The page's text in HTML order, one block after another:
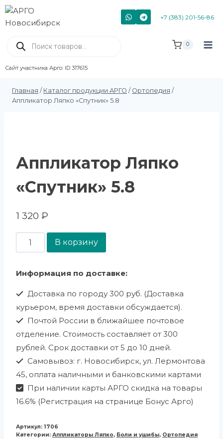
+7 (383) 201-56-86
Сайт участника Арго: ID 317615
0
Главная / Каталог продукции АРГО / Ортопедия /
Аппликатор Ляпко «Спутник» 5.8
Аппликатор Ляпко
«Спутник» 5.8
1 320 ₽
В корзину
Информация по доставке:
Доставка по городу 300 руб. (Доставка
курьером, время доставки обсуждается).
Почтой России в ближайшее почтовое
отделение. Стоимость составляет от 300
рублей. Срок доставки от 5 до 10 дней.
Самовывоз: г. Новосибирск, ул. Лермонтова
45, оплата наличными и банковскими картами
При наличии карты АРГО скидка на товары
16.6% (Регистрация на странице Бонус Арго)
Артикул: 1706
Категории: Аппликаторы Ляпко, Боли и ушибы, Ортопедия